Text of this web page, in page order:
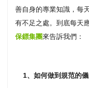
善自身的專業知識，每
有不足之處。到底每天
保鏢集團來告訴我們：
1、如何做到規范的